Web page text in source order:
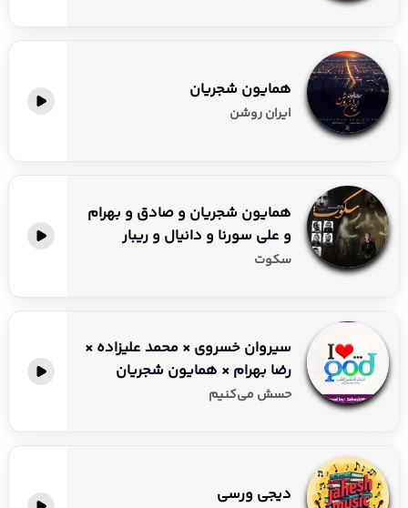
بخش ویژه‌ای برای تک‌آهنگ‌ها و تیتراژهای سینمایی او در نظر
گرفته‌ایم.
ریمیکس‌های “ترند اینستا” و “سیستمی” که با صدای او میکس
شده‌اند را گردآوری کرده‌ایم.
مستقیم آماده ساخته‌ایم.
اگر به دنبال کامل‌ترین مرجع برای شنیدن صدای ماندگار همایون
شجریان هستید، جهش موزیک مقصدی است که تمام نیازهای
شنیداری شما را با بالاترین استانداردهای صوتی پوشش
همایون شجریان
ایران روشن
همایون شجریان و صادق و بهرام
و علی سورنا و دانیال و ریبار
سکوت
سیروان خسروی × محمد علیزاده ×
رضا بهرام × همایون شجریان
حسش می‌کنیم
دیجی ورسی